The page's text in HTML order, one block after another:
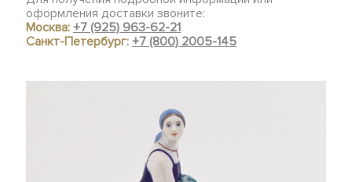
оформления доставки звоните:
Москва:+7 (925) 963-62-21
Санкт-Петербург:+7 (800) 2005-145